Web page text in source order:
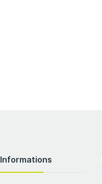
Informations